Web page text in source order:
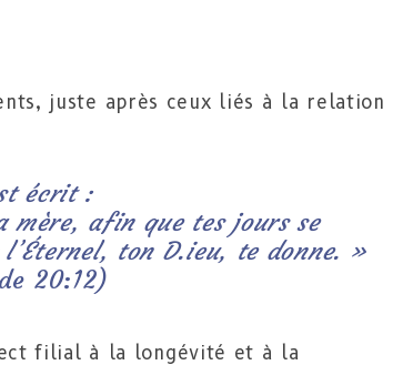
juste après ceux liés à la relation
écrit :
mère, afin que tes jours se
ton D.ieu, te donne. »
20:12)
filial à la longévité et à la